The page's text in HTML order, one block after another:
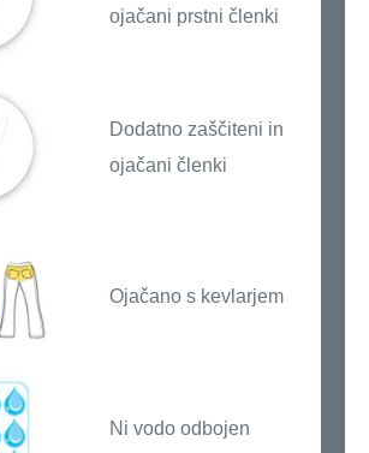
ojačani prstni členki
Dodatno zaščiteni in
ojačani členki
Ojačano s kevlarjem
Ni vodo odbojen